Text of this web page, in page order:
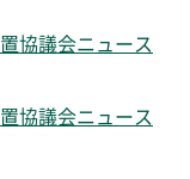
協議会ニュース
協議会ニュース